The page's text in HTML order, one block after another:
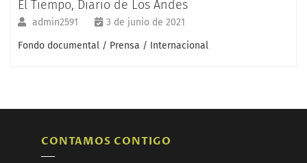
El Tiempo, Diario de Los Andes
admin2591
3 de junio de 2021
Fondo documental / Prensa / Internacional
CONTAMOS CONTIGO